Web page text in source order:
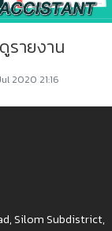
รายงาน
2020 21:16
Silom Subdistrict,